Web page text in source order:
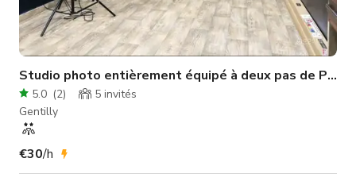
Studio photo entièrement équipé à deux pas de Paris
5.0 (2) 5 invités
Gentilly
€30/h